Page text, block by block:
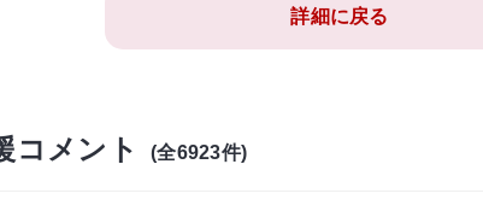
詳細に戻る
コメント (全6923件)